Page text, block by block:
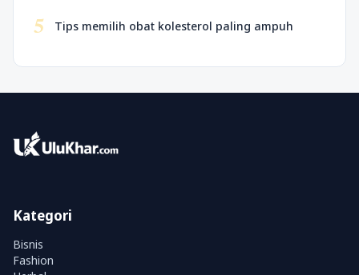
5 Tips memilih obat kolesterol paling ampuh
Kategori
Bisnis
Fashion